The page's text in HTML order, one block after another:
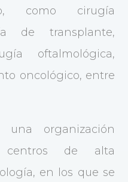
como cirugía
de transplante,
oftalmológica,
oncológico, entre
organización
de alta
en los que se